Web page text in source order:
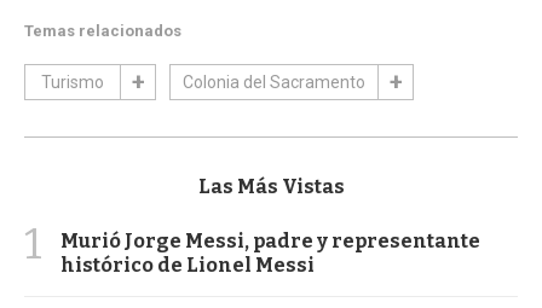
Temas relacionados
Turismo Colonia del Sacramento
Las Más Vistas
1
Murió Jorge Messi, padre y representante
histórico de Lionel Messi